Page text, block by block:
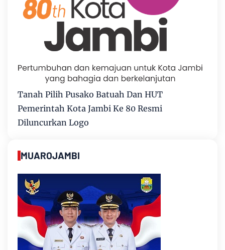
Tanah Pilih Pusako Batuah Dan HUT
Pemerintah Kota Jambi Ke 80 Resmi
Diluncurkan Logo
MUAROJAMBI